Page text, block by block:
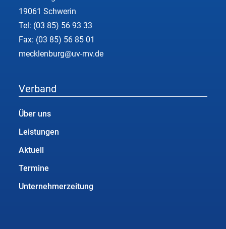
19061 Schwerin
Tel: (03 85) 56 93 33
Fax: (03 85) 56 85 01
mecklenburg@uv-mv.de
Verband
Über uns
Leistungen
Aktuell
Termine
Unternehmerzeitung